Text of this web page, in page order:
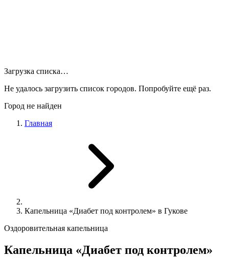
Загрузка списка…
Не удалось загрузить список городов. Попробуйте ещё раз.
Город не найден
Главная
Капельница «Диабет под контролем» в Гукове
Оздоровительная капельница
Капельница «Диабет под контролем»